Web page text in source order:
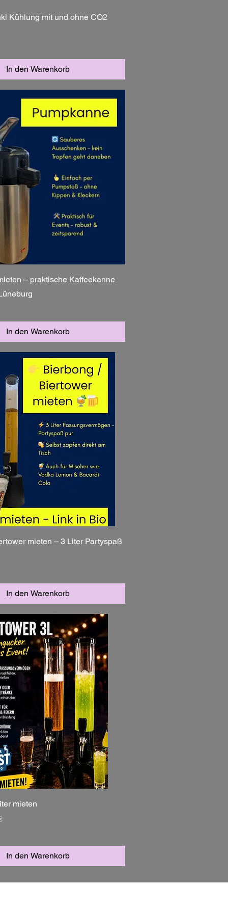
Kühlung mit und ohne CO2
In den Warenkorb
– praktische Kaffeekanne
In den Warenkorb
mieten – 3 Liter Partyspaß
In den Warenkorb
mieten
In den Warenkorb